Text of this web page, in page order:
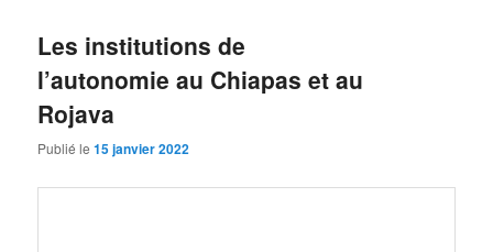
Les institutions de
l’autonomie au Chiapas et au
Rojava
Publié le15 janvier 2022